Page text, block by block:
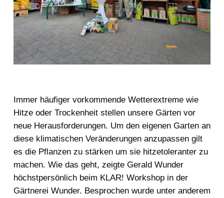
Immer häufiger vorkommende Wetterextreme wie
Hitze oder Trockenheit stellen unsere Gärten vor
neue Herausforderungen. Um den eigenen Garten an
diese klimatischen Veränderungen anzupassen gilt
es die Pflanzen zu stärken um sie hitzetoleranter zu
machen. Wie das geht, zeigte Gerald Wunder
höchstpersönlich beim KLAR! Workshop in der
Gärtnerei Wunder. Besprochen wurde unter anderem